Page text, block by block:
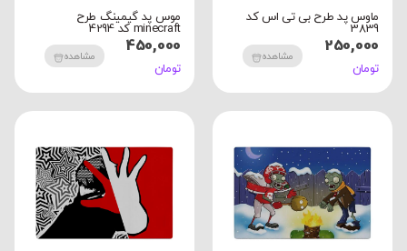
ماوس پد طرح بی تی اس کد
3839
250,000
تومان
مشاهده
موس پد گیمینگ طرح
minecraft کد 4294
450,000
تومان
مشاهده